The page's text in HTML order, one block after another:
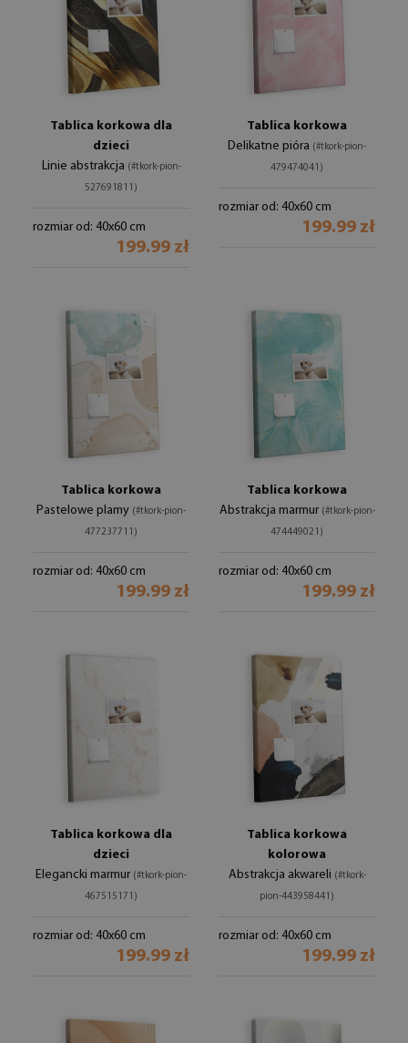
Tablica korkowa dla
dzieci
Linie abstrakcja (#tkork-pion-
527691811)
rozmiar od: 40x60 cm
199.99 zł
Tablica korkowa
Delikatne pióra (#tkork-pion-
479474041)
rozmiar od: 40x60 cm
199.99 zł
Tablica korkowa
Pastelowe plamy (#tkork-pion-
477237711)
rozmiar od: 40x60 cm
199.99 zł
Tablica korkowa
Abstrakcja marmur (#tkork-pion-
474449021)
rozmiar od: 40x60 cm
199.99 zł
Tablica korkowa dla
dzieci
Elegancki marmur (#tkork-pion-
467515171)
rozmiar od: 40x60 cm
199.99 zł
Tablica korkowa
kolorowa
Abstrakcja akwareli (#tkork-
pion-443958441)
rozmiar od: 40x60 cm
199.99 zł